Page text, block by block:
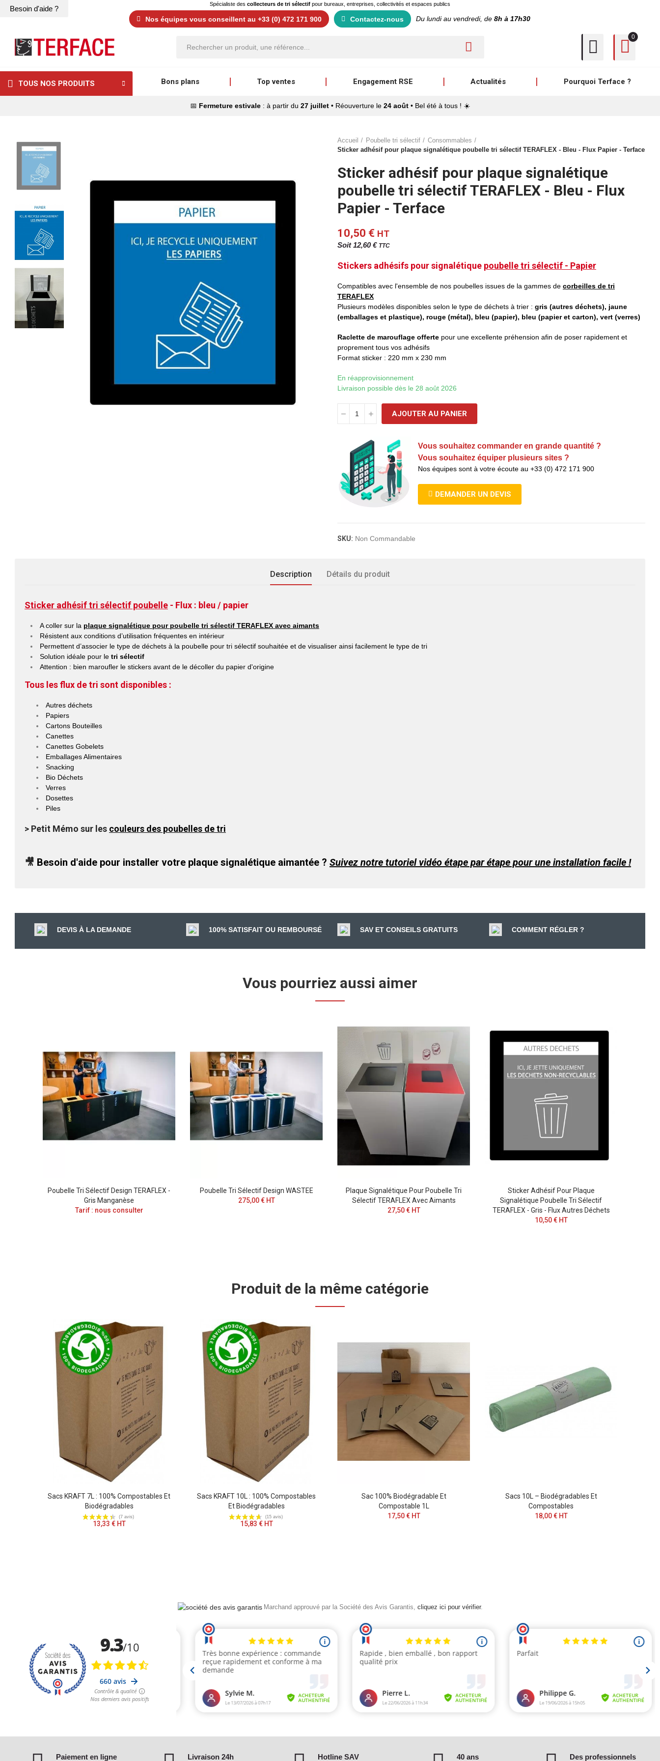
Besoin d'aide ?
Spécialiste des collecteurs de tri sélectifpour bureaux, entreprises, collectivités et espaces publics
Nos équipes vous conseillent au +33 (0) 472 171 900 Contactez-nous Du lundi au vendredi, de 8h à 17h30
0
TOUS NOS PRODUITS Bons plans Top ventes Engagement RSE Actualités Pourquoi Terface ?
📅 Fermeture estivale : à partir du 27 juillet • Réouverture le 24 août • Bel été à tous ! ☀️
Accueil Poubelle tri sélectif
Consommables
Sticker adhésif pour plaque signalétique poubelle tri sélectif TERAFLEX - Bleu - Flux Papier - Terface
Sticker adhésif pour plaque signalétique
poubelle tri sélectif TERAFLEX - Bleu - Flux
Papier - Terface
10,50 € HT
Soit 12,60 € TTC
Stickers adhésifs pour signalétique poubelle tri sélectif - Papier
Compatibles avec l'ensemble de nos poubelles issues de la gammes de corbeilles de tri
TERAFLEX
Plusieurs modèles disponibles selon le type de déchets à trier : gris (autres déchets), jaune
(emballages et plastique), rouge (métal), bleu (papier), bleu (papier et carton), vert (verres)
Raclette de marouflage offerte pour une excellente préhension afin de poser rapidement et
proprement tous vos adhésifs
Format sticker : 220 mm x 230 mm
En réapprovisionnement
Livraison possible dès le 28 août 2026
AJOUTER AU PANIER
Vous souhaitez commander en grande quantité ?
Vous souhaitez équiper plusieurs sites ?
Nos équipes sont à votre écoute au +33 (0) 472 171 900
DEMANDER UN DEVIS
SKU: Non Commandable
Description Détails du produit
Sticker adhésif tri sélectif poubelle - Flux : bleu / papier
A coller sur la plaque signalétique pour poubelle tri sélectif TERAFLEX avec aimants
Résistent aux conditions d’utilisation fréquentes en intérieur
Permettent d’associer le type de déchets à la poubelle pour tri sélectif souhaitée et de visualiser ainsi facilement le type de tri
Solution idéale pour le tri sélectif
Attention : bien maroufler le stickers avant de le décoller du papier d'origine
Tous les flux de tri sont disponibles :
Autres déchets
Papiers
Cartons Bouteilles
Canettes
Canettes Gobelets
Emballages Alimentaires
Snacking
Bio Déchets
Verres
Dosettes
Piles
> Petit Mémo sur les couleurs des poubelles de tri
🎥 Besoin d'aide pour installer votre plaque signalétique aimantée ? Suivez notre tutoriel vidéo étape par étape pour une installation facile !
DEVIS À LA DEMANDE 100% SATISFAIT OU REMBOURSÉ SAV ET CONSEILS GRATUITS COMMENT RÉGLER ?
Vous pourriez aussi aimer
Poubelle Tri Sélectif Design TERAFLEX -
Gris Manganèse
Tarif : nous consulter
Poubelle Tri Sélectif Design WASTEE
275,00 € HT
Plaque Signalétique Pour Poubelle Tri
Sélectif TERAFLEX Avec Aimants
27,50 € HT
Sticker Adhésif Pour Plaque
Signalétique Poubelle Tri Sélectif
TERAFLEX - Gris - Flux Autres Déchets
10,50 € HT
Produit de la même catégorie
Sacs KRAFT 7L : 100% Compostables Et
Biodégradables
13,33 € HT
Sacs KRAFT 10L : 100% Compostables
Et Biodégradables
15,83 € HT
Sac 100% Biodégradable Et
Compostable 1L
17,50 € HT
Sacs 10L – Biodégradables Et
Compostables
18,00 € HT
Marchand approuvé par la Société des Avis Garantis, cliquez ici pour vérifier.
Paiement en ligne Livraison 24h Hotline SAV 40 ans Des professionnels